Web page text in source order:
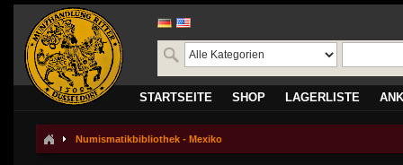
STARTSEITE SHOP LAGERLISTE
Numismatikbibliothek - Mexiko